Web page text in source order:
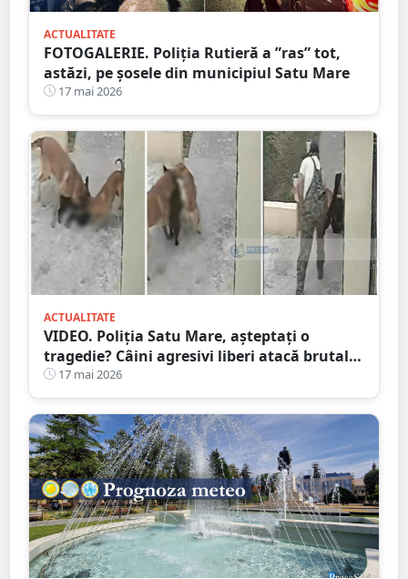
ACTUALITATE
FOTOGALERIE. Poliția Rutieră a ”ras” tot,
astăzi, pe șosele din municipiul Satu Mare
17 mai 2026
ACTUALITATE
VIDEO. Poliția Satu Mare, așteptați o
tragedie? Câini agresivi liberi atacă brutal
pe stradă chiar în fața stăpânului
17 mai 2026